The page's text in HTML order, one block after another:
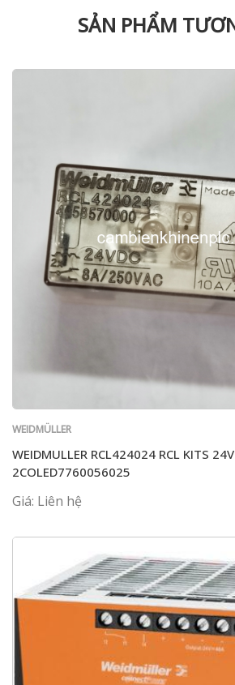
SẢN PHẨM
WEIDMÜLLER
WEIDMULLER RCL424024 RCL KITS
2COLED7760056025
Giá: Liên hệ